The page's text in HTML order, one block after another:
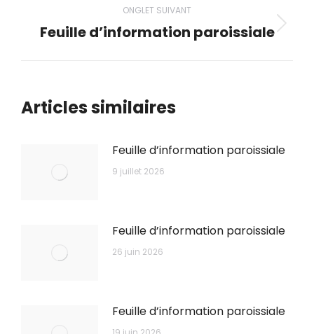
ONGLET SUIVANT
Onglet
Feuille d’information paroissiale
Articles similaires
Feuille d’information paroissiale
9 juillet 2026
Feuille d’information paroissiale
26 juin 2026
Feuille d’information paroissiale